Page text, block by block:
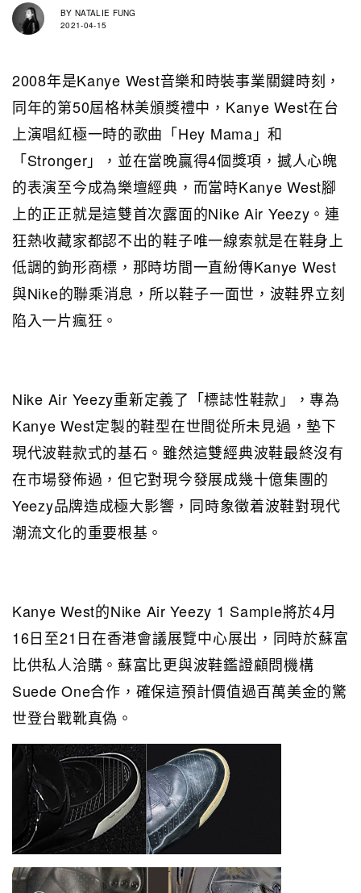
BY NATALIE FUNG
2021-04-15
2008年是Kanye West音樂和時裝事業關鍵時刻，
同年的第50屆格林美頒獎禮中，Kanye West在台
上演唱紅極一時的歌曲「Hey Mama」和
「Stronger」，並在當晚贏得4個獎項，撼人心魄
的表演至今成為樂壇經典，而當時Kanye West腳
上的正正就是這雙首次露面的Nike Air Yeezy。連
狂熱收藏家都認不出的鞋子唯一線索就是在鞋身上
低調的鉤形商標，那時坊間一直紛傳Kanye West
與Nike的聯乘消息，所以鞋子一面世，波鞋界立刻
陷入一片瘋狂。
Nike Air Yeezy重新定義了「標誌性鞋款」，專為
Kanye West定製的鞋型在世間從所未見過，墊下
現代波鞋款式的基石。雖然這雙經典波鞋最終沒有
在市場發佈過，但它對現今發展成幾十億集團的
Yeezy品牌造成極大影響，同時象徵着波鞋對現代
潮流文化的重要根基。
Kanye West的Nike Air Yeezy 1 Sample將於4月
16日至21日在香港會議展覽中心展出，同時於蘇富
比供私人洽購。蘇富比更與波鞋鑑證顧問機構
Suede One合作，確保這預計價值過百萬美金的驚
世登台戰靴真偽。